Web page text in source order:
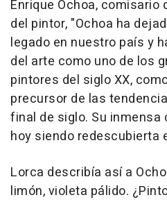
Enrique Ochoa,
del pintor, "Ochoa ha
legado en nuestro país y
del arte como uno de los
pintores del siglo XX,
precursor de las
final de siglo. Su inmensa
hoy siendo redescubierta
Lorca describía así a
limón, violeta pálido.